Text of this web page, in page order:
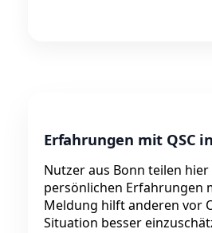
Erfahrungen mit QSC
Nutzer aus Bonn teilen
persönlichen Erfahrungen
Meldung hilft anderen vor
Situation besser